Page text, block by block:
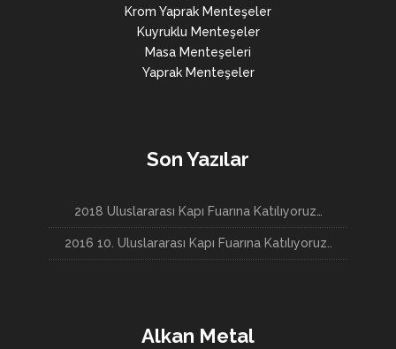
Krom Yaprak Menteşeler
Kuyruklu Menteşeler
Masa Menteşeleri
Yaprak Menteşeler
Son Yazılar
2018 Uluslararası Kapı Fuarına Katılıyoruz…
2016 10. Uluslararası Kapı Fuarına Katılıyoruz..
Alkan Metal